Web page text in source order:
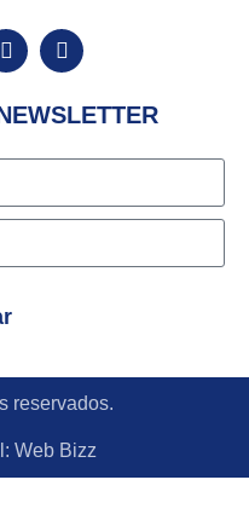
reservados.
Web Bizz